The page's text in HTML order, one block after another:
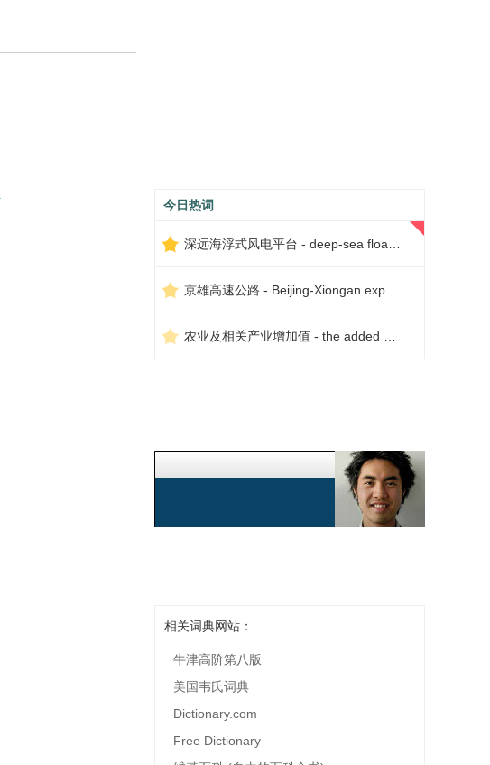
今日热词
相关词典网站：
牛津高阶第八版
美国韦氏词典
Dictionary.com
Free Dictionary